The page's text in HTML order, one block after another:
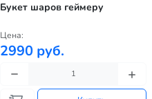
Букет шаров геймеру
Цена:
2990 руб.